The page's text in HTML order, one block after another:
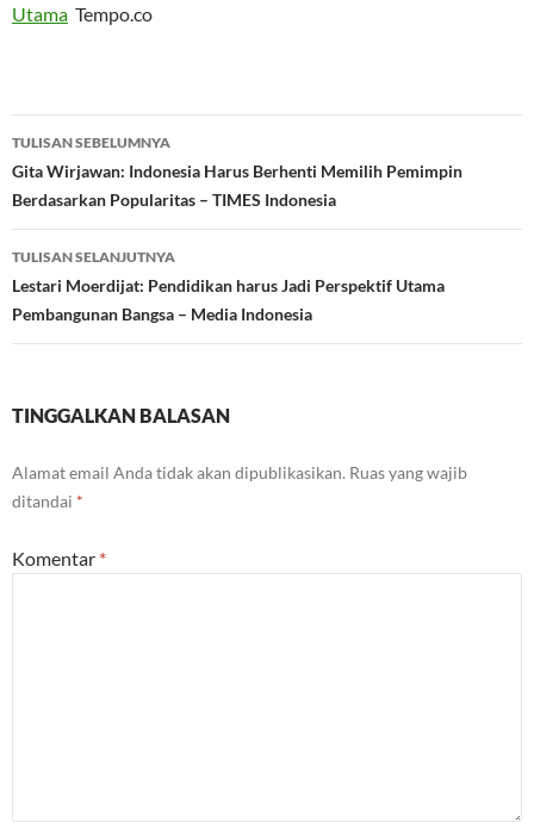
Utama Tempo.co
Navigasi
Tulisan
TULISAN SEBELUMNYA
Gita Wirjawan: Indonesia Harus Berhenti Memilih Pemimpin
Berdasarkan Popularitas – TIMES Indonesia
TULISAN SELANJUTNYA
Lestari Moerdijat: Pendidikan harus Jadi Perspektif Utama
Pembangunan Bangsa – Media Indonesia
TINGGALKAN BALASAN
Alamat email Anda tidak akan dipublikasikan. Ruas yang wajib
ditandai *
Komentar *